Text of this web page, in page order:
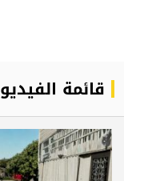
قائمة الفيديو